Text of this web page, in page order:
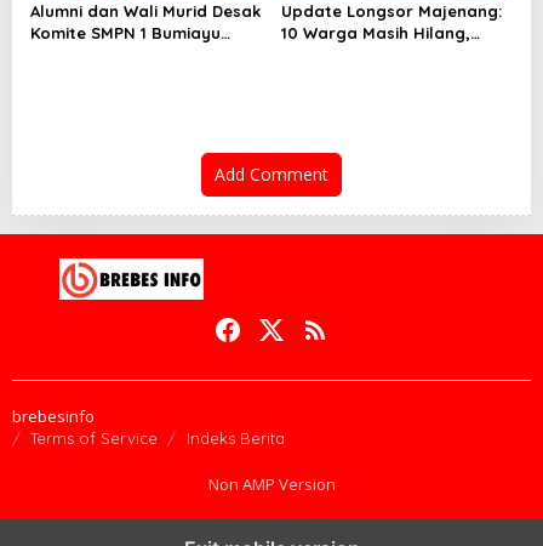
Alumni dan Wali Murid Desak
Komite SMPN 1 Bumiayu
Update Longsor Majenang:
10 Warga Masih Hilang,
Add Comment
brebesinfo
Terms of Service Indeks Berita
Non AMP Version